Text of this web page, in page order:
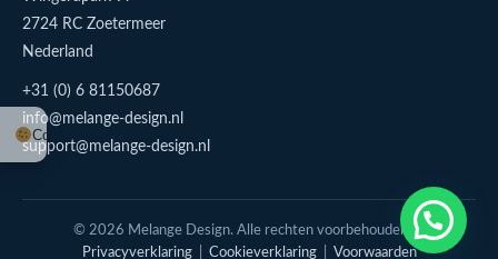
Cookie-instellingen
Stuur me een appje
2724 RC Zoetermeer
Nederland
+31 (0) 6 81150687
info@melange-design.nl
support@melange-design.nl
© 2026 Melange Design. Alle rechten voorbehouden. |
Privacyverklaring| Cookieverklaring| Voorwaarden